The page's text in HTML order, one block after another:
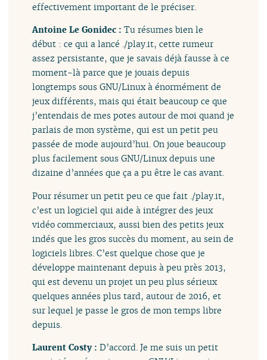
effectivement important de le préciser.
Antoine Le Gonidec :Tu résumes bien le
début : ce qui a lancé ./play.it, cette rumeur
assez persistante, que je savais déjà fausse à ce
moment-là parce que je jouais depuis
longtemps sous GNU/Linux à énormément de
jeux différents, mais qui était beaucoup ce que
j’entendais de mes potes autour de moi quand je
parlais de mon système, qui est un petit peu
passée de mode aujourd’hui. On joue beaucoup
plus facilement sous GNU/Linux depuis une
dizaine d’années que ça a pu être le cas avant.
Pour résumer un petit peu ce que fait ./play.it,
c’est un logiciel qui aide à intégrer des jeux
vidéo commerciaux, aussi bien des petits jeux
indés que les gros succès du moment, au sein de
logiciels libres. C’est quelque chose que je
développe maintenant depuis à peu près 2013,
qui est devenu un projet un peu plus sérieux
quelques années plus tard, autour de 2016, et
sur lequel je passe le gros de mon temps libre
depuis.
Laurent Costy :D’accord. Je me suis un petit